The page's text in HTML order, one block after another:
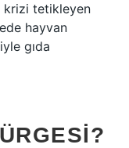
krizi tetikleyen
hayvan
gıda